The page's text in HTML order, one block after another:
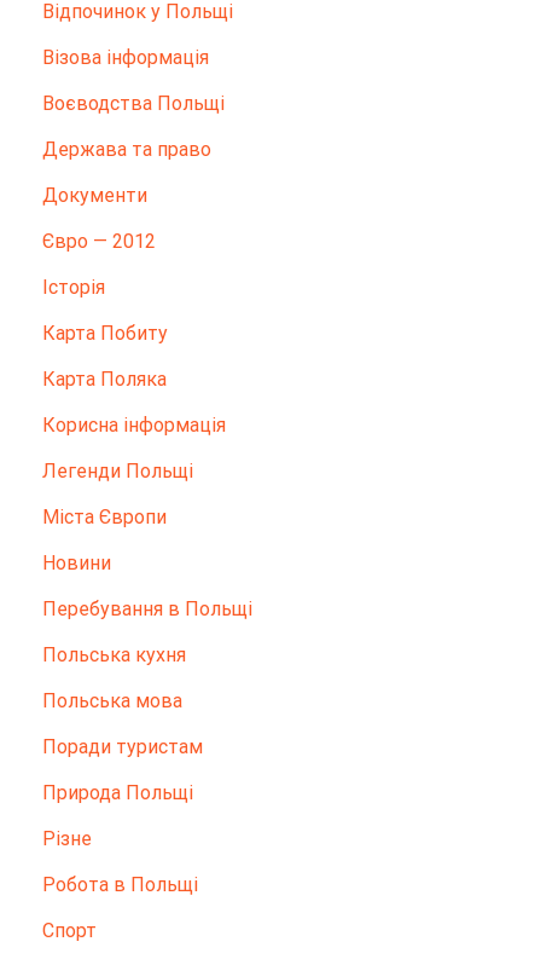
Відпочинок у Польщі
Візова інформація
Воєводства Польщі
Держава та право
Документи
Євро — 2012
Історія
Карта Побиту
Карта Поляка
Корисна інформація
Легенди Польщі
Міста Європи
Новини
Перебування в Польщі
Польська кухня
Польська мова
Поради туристам
Природа Польщі
Різне
Робота в Польщі
Спорт